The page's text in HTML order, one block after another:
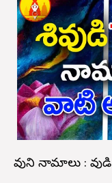
శివుని నామాలు :